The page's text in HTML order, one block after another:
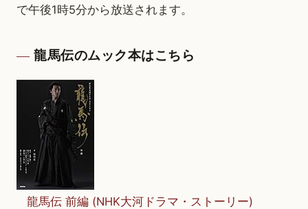
で午後1時5分から放送されます。
龍馬伝のムック本はこちら
龍馬伝 前編 (NHK大河ドラマ・ストーリー)